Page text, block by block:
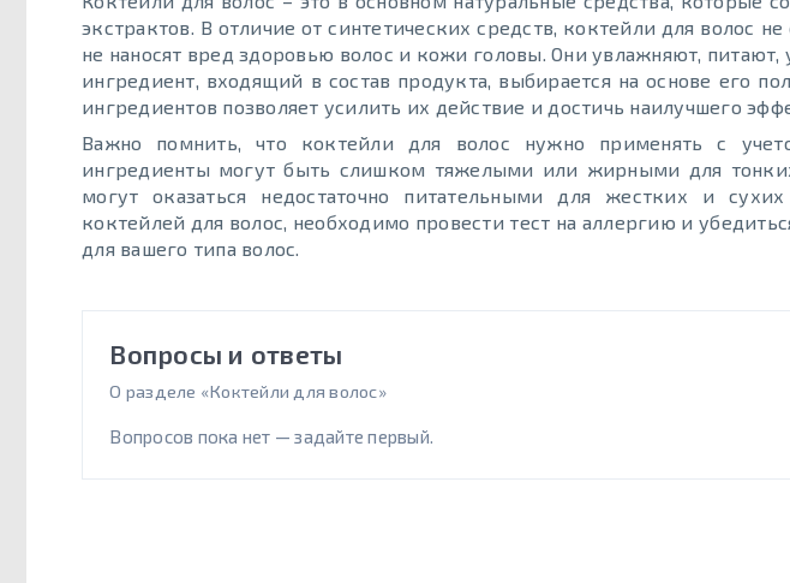
экстрактов. В отличие от синтетических средств, коктейли для волос
не наносят вред здоровью волос и кожи головы. Они увлажняют,
ингредиент, входящий в состав продукта, выбирается на основе его
ингредиентов позволяет усилить их действие и достичь наилучшего
Важно помнить, что коктейли для волос нужно применять с
ингредиенты могут быть слишком тяжелыми или жирными для
могут оказаться недостаточно питательными для жестких и
коктейлей для волос, необходимо провести тест на аллергию и
для вашего типа волос.
Вопросы и ответы
О разделе «Коктейли для волос»
Вопросов пока нет — задайте первый.